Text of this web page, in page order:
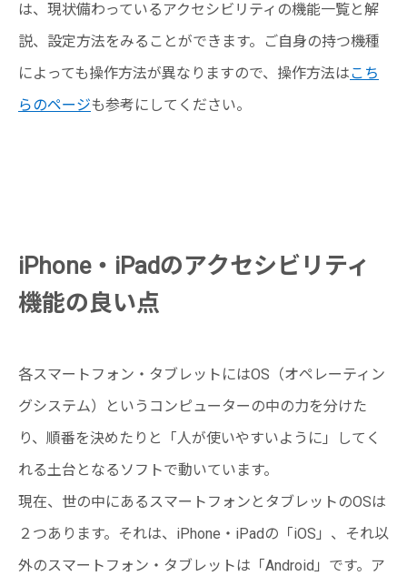
は、現状備わっているアクセシビリティの機能一覧と解
説、設定方法をみることができます。ご自身の持つ機種
によっても操作方法が異なりますので、操作方法はこち
らのページも参考にしてください。
iPhone・iPadのアクセシビリティ
機能の良い点
各スマートフォン・タブレットにはOS（オペレーティン
グシステム）というコンピューターの中の力を分けた
り、順番を決めたりと「人が使いやすいように」してく
れる土台となるソフトで動いています。
現在、世の中にあるスマートフォンとタブレットのOSは
２つあります。それは、iPhone・iPadの「iOS」、それ以
外のスマートフォン・タブレットは「Android」です。ア